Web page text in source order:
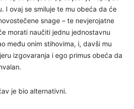
I ovaj se smiluje te mu obeća da će
snage – te nevjerojatne
morati naučiti jednu jednostavnu
među onim stihovima, i, davši mu
izgovaranja i ego primus obeća da
je bio alternativni.